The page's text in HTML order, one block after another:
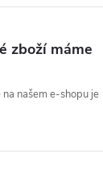
zboží máme
našem e-shopu je